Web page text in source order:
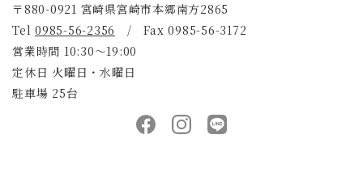
〒880-0921 宮崎県宮崎市本郷南方2865
Tel 0985-56-2356 / Fax 0985-56-3172
営業時間 10:30～19:00
定休日 火曜日・水曜日
駐車場 25台